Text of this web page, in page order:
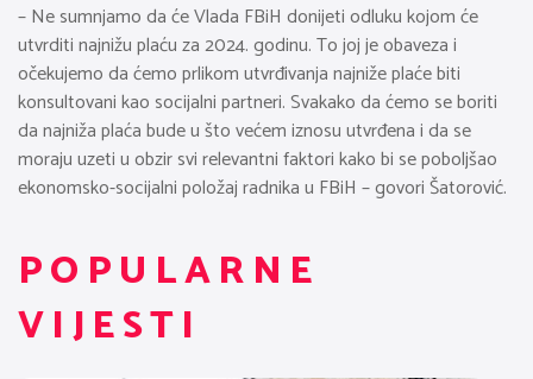
– Ne sumnjamo da će Vlada FBiH donijeti odluku kojom će
utvrditi najnižu plaću za 2024. godinu. To joj je obaveza i
očekujemo da ćemo prlikom utvrđivanja najniže plaće biti
konsultovani kao socijalni partneri. Svakako da ćemo se boriti
da najniža plaća bude u što većem iznosu utvrđena i da se
moraju uzeti u obzir svi relevantni faktori kako bi se poboljšao
ekonomsko-socijalni položaj radnika u FBiH – govori Šatorović.
POPULARNE
VIJESTI